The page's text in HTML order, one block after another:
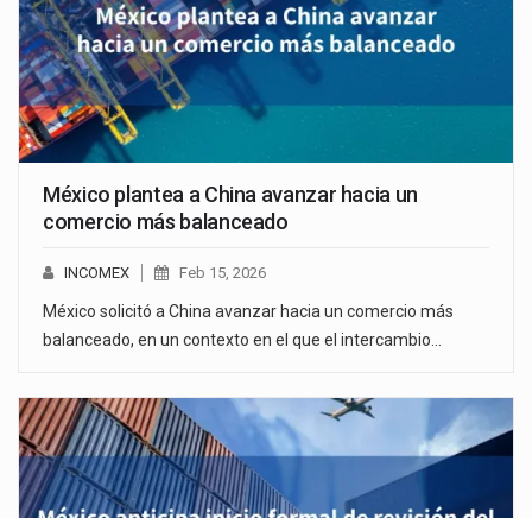
México plantea a China avanzar hacia un
comercio más balanceado
INCOMEX Feb 15, 2026
México solicitó a China avanzar hacia un comercio más
balanceado, en un contexto en el que el intercambio…